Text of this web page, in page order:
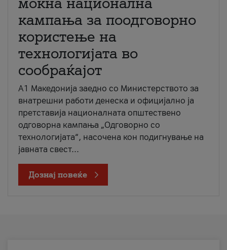
кампања за поодговорно
користење на
технологијата во
сообраќајот
A1 Македонија заедно со Министерството за
внатрешни работи денеска и официјално ја
претставија националната општествено
одговорна кампања „Одговорно со
технологијата“, насочена кон подигнување на
јавната свест...
Дознај повеќе